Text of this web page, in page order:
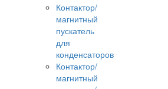
Контактор/
магнитный
пускатель
для
конденсаторов
Контактор/
магнитный